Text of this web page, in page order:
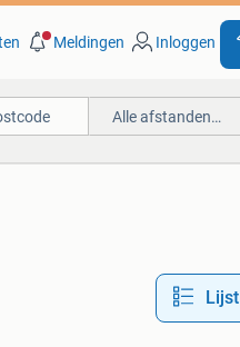
Meldingen Inloggen
Alle afstanden…
Lijst